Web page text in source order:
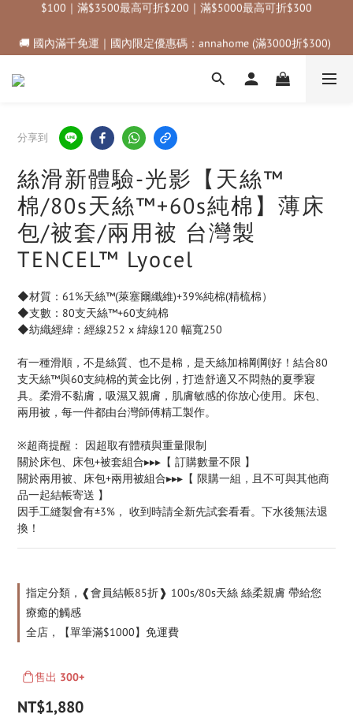
🚚 國內滿千免運｜國內限定優惠碼：annahome (滿3000折$300)
＿＿＿＿＿＿＿｜✈️ 海外滿三千免運｜
🚚 國內滿千免運｜國內限定優惠碼：annahome (滿3000折$300)
＿＿＿＿＿＿＿｜✈️ 海外滿三千免運｜
購物金折抵規範💰💰💰滿$500最高可折$50｜滿$1000最高可折
🚚 國內滿千免運｜國內限定優惠碼：annahome (滿3000折$300)
＿＿＿＿＿＿＿｜✈️ 海外滿三千免運｜
分享到
絲滑新體驗-光影【天絲™
棉/80s天絲™+60s純棉】薄床
包/被套/兩用被 台灣製
TENCEL™ Lyocel
◆材質：61%天絲™(萊塞爾纖維)+39%純棉(精梳棉）
◆支數：80支天絲™+60支純棉
◆紡織經緯：經線252 x 緯線120 幅寬250
有一種滑順，不是絲質、也不是棉，是天絲加棉剛剛好！結合80
支天絲™與60支純棉的黃金比例，打造舒適又不悶熱的夏季寢
具。柔滑不黏膚，吸濕又親膚，肌膚敏感的你放心使用。床包、
兩用被，每一件都由台灣師傅精工製作。
※超商提醒： 因超取有體積與重量限制
關於床包、床包+被套組合▸▸▸【 訂購數量不限 】
關於兩用被、床包+兩用被組合▸▸▸【 限購一組，且不可與其他商
品一起結帳寄送 】
因手工縫製會有±3%， 收到時請全新先試套看看。下水後無法退
換！
指定分類，❰會員結帳85折❱ 100s/80s天絲 絲柔親膚 帶給您
療癒的觸感
全店，【單筆滿$1000】免運費
售出 300+
NT$1,880